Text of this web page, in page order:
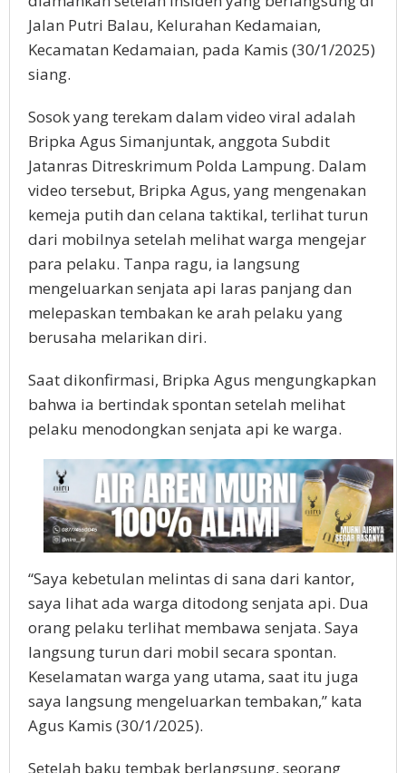
Jalan Putri Balau, Kelurahan Kedamaian,
Kecamatan Kedamaian, pada Kamis (30/1/2025)
siang.
Sosok yang terekam dalam video viral adalah
Bripka Agus Simanjuntak, anggota Subdit
Jatanras Ditreskrimum Polda Lampung. Dalam
video tersebut, Bripka Agus, yang mengenakan
kemeja putih dan celana taktikal, terlihat turun
dari mobilnya setelah melihat warga mengejar
para pelaku. Tanpa ragu, ia langsung
mengeluarkan senjata api laras panjang dan
melepaskan tembakan ke arah pelaku yang
berusaha melarikan diri.
Saat dikonfirmasi, Bripka Agus mengungkapkan
bahwa ia bertindak spontan setelah melihat
pelaku menodongkan senjata api ke warga.
“Saya kebetulan melintas di sana dari kantor,
saya lihat ada warga ditodong senjata api. Dua
orang pelaku terlihat membawa senjata. Saya
langsung turun dari mobil secara spontan.
Keselamatan warga yang utama, saat itu juga
saya langsung mengeluarkan tembakan,” kata
Agus Kamis (30/1/2025).
Setelah baku tembak berlangsung, seorang